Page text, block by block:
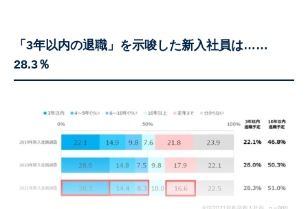
「3年以内の退職」を示唆した新入社員は……
28.3％